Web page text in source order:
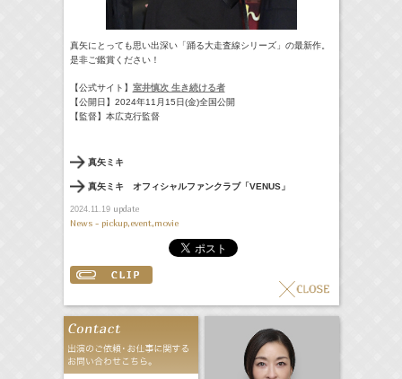
真矢にとっても思い出深い「踊る大走査線シリーズ」の最新作。
是非ご鑑賞ください！
【公式サイト】 室井慎次 生き続ける者
【公開日】2024年11月15日(金)全国公開
【監督】本広克行監督
真矢ミキ
真矢ミキ オフィシャルファンクラブ「VENUS」
2024.11.19update
News - pickup,event,movie